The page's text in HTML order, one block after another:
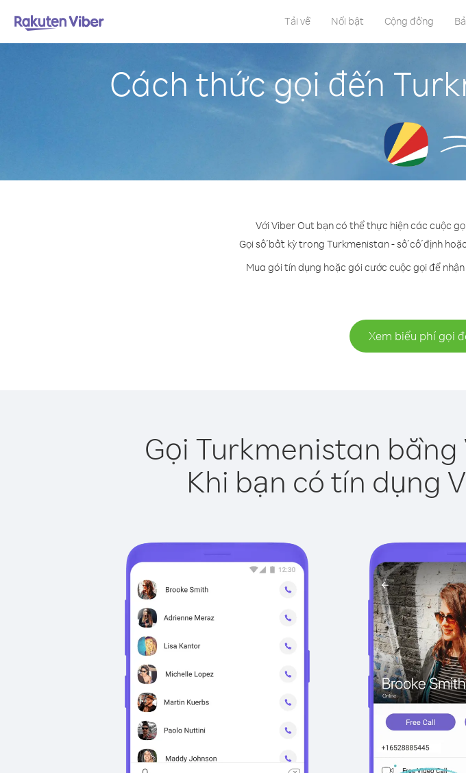
Tải về Nổi bật Cộng đồng
Cách thức gọi đến
Với Viber Out bạn có thể thực hiện các cuộc
Gọi số bất kỳ trong Turkmenistan - số cố định
Mua gói tín dụng hoặc gói cước cuộc gọi để
Xem biểu phí gọi
Gọi Turkmenistan
Khi bạn có tín dụng